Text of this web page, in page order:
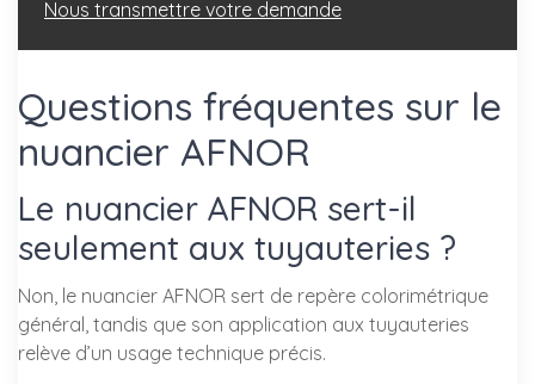
Nous transmettre votre demande
Questions fréquentes sur le
nuancier AFNOR
Le nuancier AFNOR sert-il
seulement aux tuyauteries ?
Non, le nuancier AFNOR sert de repère colorimétrique
général, tandis que son application aux tuyauteries
relève d’un usage technique précis.